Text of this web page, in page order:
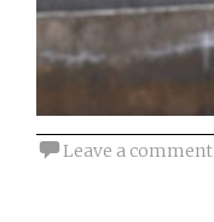
Leave a comment